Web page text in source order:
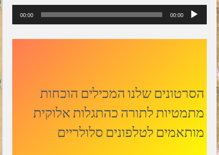
אודיו
00:00
00:00
הסרטונים שלנו המכילים הוכחות
מתמטיות לתורה כהתגלות אלוקית
מותאמים לטלפונים סלולריים